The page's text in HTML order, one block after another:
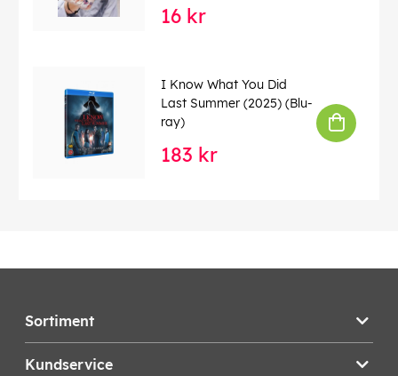
16 kr
I Know What You Did
Last Summer (2025) (Blu-
ray)
183 kr
Sortiment
Kundservice